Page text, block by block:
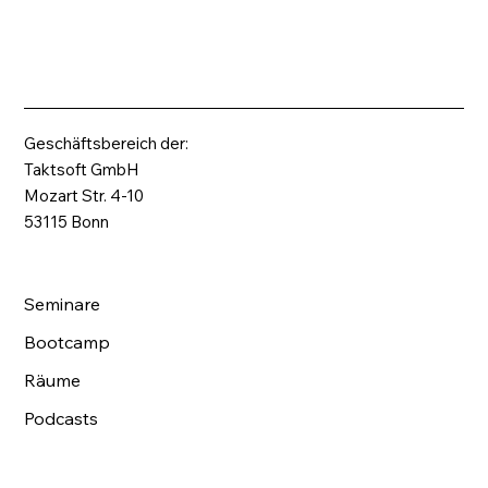
Geschäftsbereich der:
Taktsoft GmbH
Mozart Str. 4-10
53115 Bonn
Seminare
Bootcamp
Räume
Podcasts